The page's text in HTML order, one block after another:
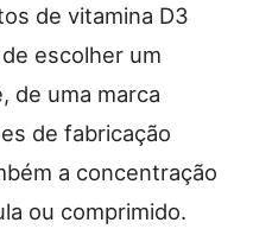
de vitamina D3
escolher um
de uma marca
de fabricação
a concentração
ou comprimido.